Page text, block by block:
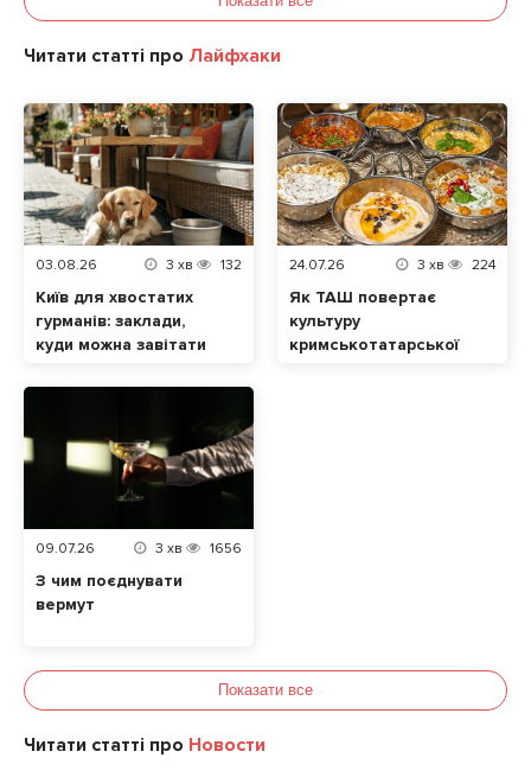
Читати статті про Лайфхаки
03.08.26 3 хв 132
Київ для хвостатих
гурманів: заклади,
куди можна завітати
улюбленцем
24.07.26 3 хв 224
Як ТАШ повертає
культуру
кримськотатарської
09.07.26 3 хв 1656
З чим поєднувати
вермут
Показати все
Читати статті про Новости